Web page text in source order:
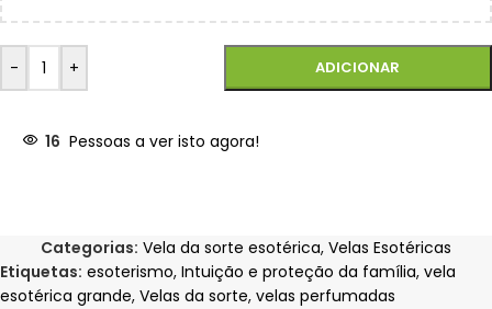
- + ADICIONAR
16 Pessoas a ver isto agora!
Categorias: Vela da sorte esotérica, Velas Esotéricas
Etiquetas: esoterismo, Intuição e proteção da família, vela
esotérica grande, Velas da sorte, velas perfumadas